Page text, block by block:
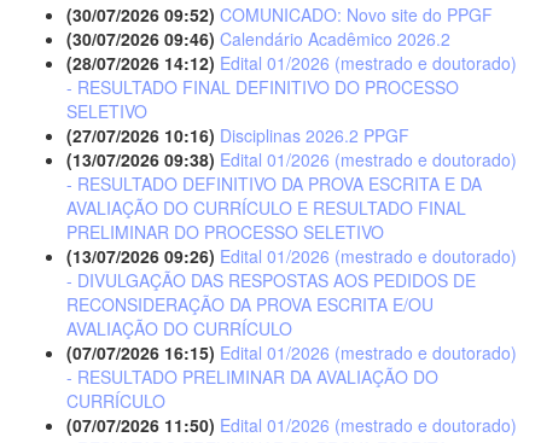
(30/07/2026 09:52) COMUNICADO: Novo site do PPGF
(30/07/2026 09:46) Calendário Acadêmico 2026.2
(28/07/2026 14:12) Edital 01/2026 (mestrado e doutorado)
- RESULTADO FINAL DEFINITIVO DO PROCESSO
SELETIVO
(27/07/2026 10:16) Disciplinas 2026.2 PPGF
(13/07/2026 09:38) Edital 01/2026 (mestrado e doutorado)
- RESULTADO DEFINITIVO DA PROVA ESCRITA E DA
AVALIAÇÃO DO CURRÍCULO E RESULTADO FINAL
PRELIMINAR DO PROCESSO SELETIVO
(13/07/2026 09:26) Edital 01/2026 (mestrado e doutorado)
- DIVULGAÇÃO DAS RESPOSTAS AOS PEDIDOS DE
RECONSIDERAÇÃO DA PROVA ESCRITA E/OU
AVALIAÇÃO DO CURRÍCULO
(07/07/2026 16:15) Edital 01/2026 (mestrado e doutorado)
- RESULTADO PRELIMINAR DA AVALIAÇÃO DO
CURRÍCULO
(07/07/2026 11:50) Edital 01/2026 (mestrado e doutorado)